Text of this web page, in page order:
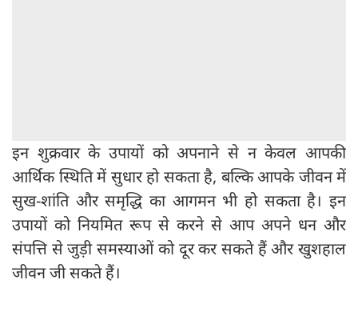
इन शुक्रवार के उपायों को अपनाने से न केवल आपकी
आर्थिक स्थिति में सुधार हो सकता है, बल्कि आपके जीवन में
सुख-शांति और समृद्धि का आगमन भी हो सकता है। इन
उपायों को नियमित रूप से करने से आप अपने धन और
संपत्ति से जुड़ी समस्याओं को दूर कर सकते हैं और खुशहाल
जीवन जी सकते हैं।